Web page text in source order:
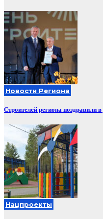
Новости Региона
Строителей региона поздравили в
Нацпроекты